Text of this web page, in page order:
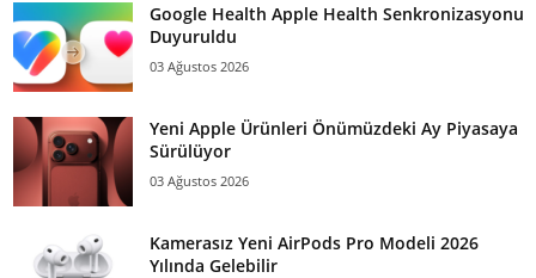
Google Health Apple Health Senkronizasyonu
Duyuruldu
03 Ağustos 2026
Yeni Apple Ürünleri Önümüzdeki Ay Piyasaya
Sürülüyor
03 Ağustos 2026
Kamerasız Yeni AirPods Pro Modeli 2026
Yılında Gelebilir